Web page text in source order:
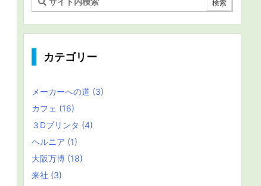
カテゴリー
メーカーへの道 (3)
カフェ (16)
３Dプリンタ (4)
ヘルニア (1)
大阪万博 (18)
来社 (3)